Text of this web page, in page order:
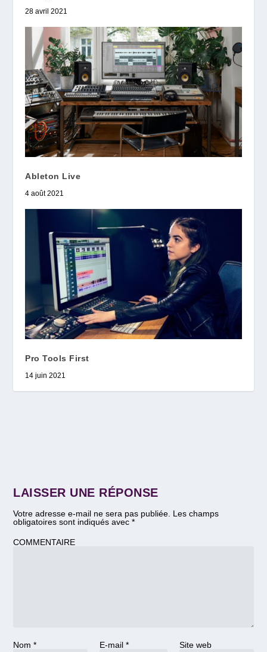
28 avril 2021
Ableton Live
4 août 2021
Pro Tools First
14 juin 2021
LAISSER UNE RÉPONSE
Votre adresse e-mail ne sera pas publiée. Les champs
obligatoires sont indiqués avec*
COMMENTAIRE
Nom* E-mail * Site web